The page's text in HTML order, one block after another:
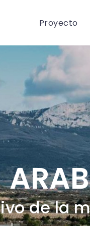
Proyecto
de la